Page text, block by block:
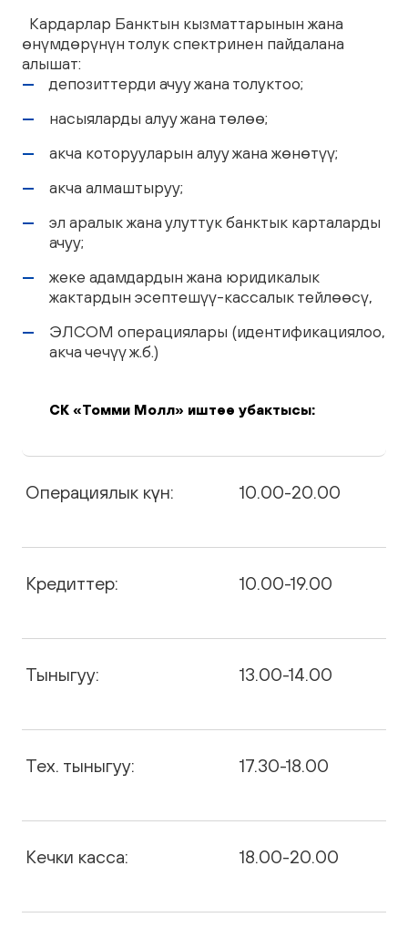
Кардарлар Банктын кызматтарынын жана
өнүмдөрүнүн толук спектринен пайдалана
алышат:
депозиттерди ачуу жана толуктоо;
насыяларды алуу жана төлөө;
акча которууларын алуу жана жөнөтүү;
акча алмаштыруу;
эл аралык жана улуттук банктык карталарды
ачуу;
жеке адамдардын жана юридикалык
жактардын эсептешүү-кассалык тейлөөсү,
ЭЛСОМ операциялары (идентификациялоо,
акча чечүү ж.б.)
СК «Томми Молл» иштөө убактысы:
Операциялык күн: 10.00-20.00
Кредиттер: 10.00-19.00
Тыныгуу: 13.00-14.00
Тех. тыныгуу: 17.30-18.00
Кечки касса: 18.00-20.00